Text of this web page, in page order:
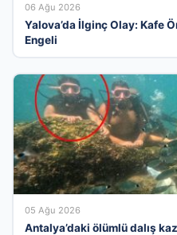
06 Ağu 2026
Yalova’da İlginç Olay: Kafe
Engeli
05 Ağu 2026
Antalya’daki ölümlü dalış